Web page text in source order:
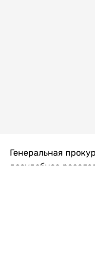
Генеральная
досудебное